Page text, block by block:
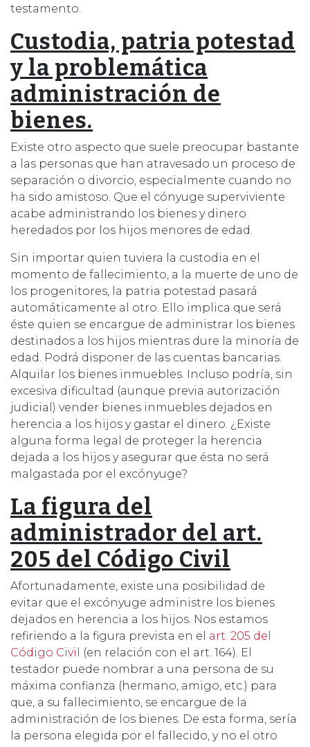
testamento.
Custodia, patria potestad
y la problemática
administración de
bienes.
Existe otro aspecto que suele preocupar bastante
a las personas que han atravesado un proceso de
separación o divorcio, especialmente cuando no
ha sido amistoso. Que el cónyuge superviviente
acabe administrando los bienes y dinero
heredados por los hijos menores de edad.
Sin importar quien tuviera la custodia en el
momento de fallecimiento, a la muerte de uno de
los progenitores, la patria potestad pasará
automáticamente al otro. Ello implica que será
éste quien se encargue de administrar los bienes
destinados a los hijos mientras dure la minoría de
edad. Podrá disponer de las cuentas bancarias.
Alquilar los bienes inmuebles. Incluso podría, sin
excesiva dificultad (aunque previa autorización
judicial) vender bienes inmuebles dejados en
herencia a los hijos y gastar el dinero. ¿Existe
alguna forma legal de proteger la herencia
dejada a los hijos y asegurar que ésta no será
malgastada por el excónyuge?
La figura del
administrador del art.
205 del Código Civil
Afortunadamente, existe una posibilidad de
evitar que el excónyuge administre los bienes
dejados en herencia a los hijos. Nos estamos
refiriendo a la figura prevista en el art. 205 del
Código Civil
(en relación con el art. 164). El
testador puede nombrar a una persona de su
máxima confianza (hermano, amigo, etc.) para
que, a su fallecimiento, se encargue de la
administración de los bienes. De esta forma, sería
la persona elegida por el fallecido, y no el otro